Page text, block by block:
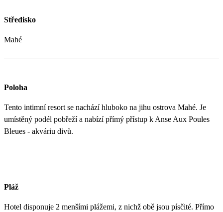
Středisko
Mahé
Poloha
Tento intimní resort se nachází hluboko na jihu ostrova Mahé. Je
umístěný podél pobřeží a nabízí přímý přístup k Anse Aux Poules
Bleues - akváriu divů.
Pláž
Hotel disponuje 2 menšími plážemi, z nichž obě jsou písčité. Přímo